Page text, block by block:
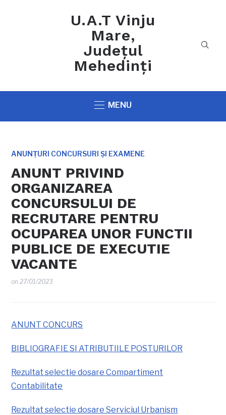
U.A.T Vinju
Mare,
Județul
Mehedinți
MENU
ANUNȚURI CONCURSURI ȘI EXAMENE
ANUNT PRIVIND
ORGANIZAREA
CONCURSULUI DE
RECRUTARE PENTRU
OCUPAREA UNOR FUNCTII
PUBLICE DE EXECUTIE
VACANTE
on27/01/2023
ANUNT CONCURS
BIBLIOGRAFIE SI ATRIBUTIILE POSTURILOR
Rezultat selectie dosare Compartiment
Contabilitate
Rezultat selectie dosare Serviciul Urbanism